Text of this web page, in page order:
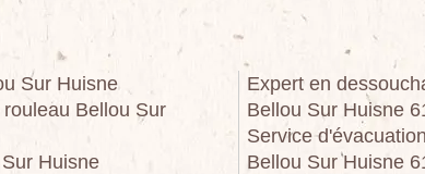
Sur Huisne
Bellou Sur
Huisne
Expert en
Bellou Sur Huisne
Service
Bellou Sur Huisne